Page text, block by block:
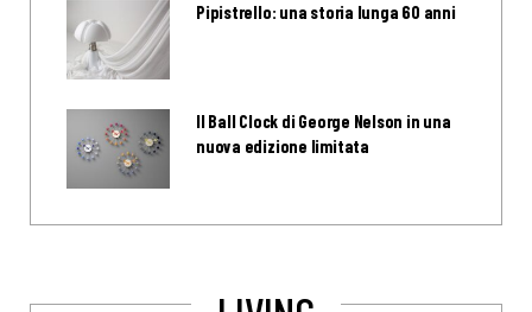
Pipistrello: una storia lunga 60 anni
Il Ball Clock di George Nelson in una
nuova edizione limitata